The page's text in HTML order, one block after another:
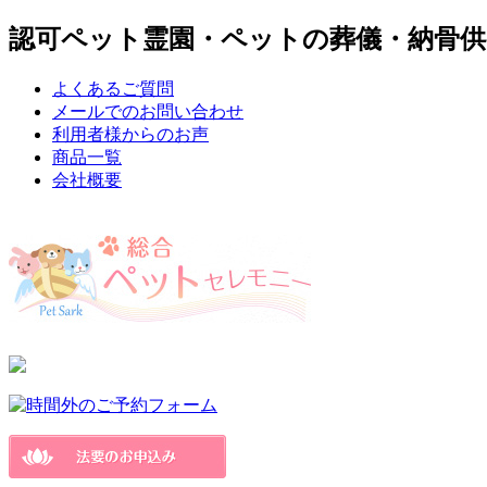
認可ペット霊園・ペットの葬儀・納骨
よくあるご質問
メールでのお問い合わせ
利用者様からのお声
商品一覧
会社概要